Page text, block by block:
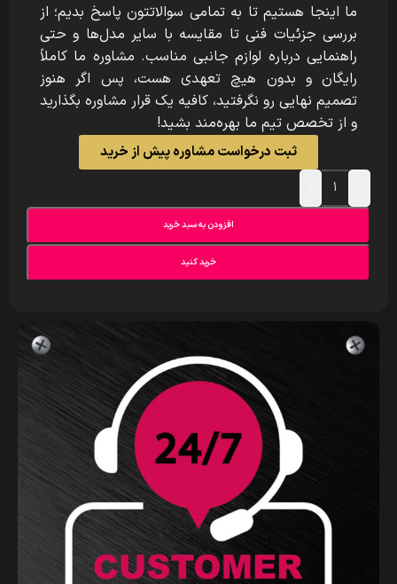
ما اینجا هستیم تا به تمامی سوالاتتون پاسخ بدیم؛ از
بررسی جزئیات فنی تا مقایسه با سایر مدل‌ها و حتی
راهنمایی درباره لوازم جانبی مناسب. مشاوره ما کاملاً
رایگان و بدون هیچ تعهدی هست، پس اگر هنوز
تصمیم نهایی رو نگرفتید، کافیه یک قرار مشاوره بگذارید
و از تخصص تیم ما بهره‌مند بشید!
ثبت درخواست مشاوره پیش از خرید
افزودن به سبد خرید
خرید کنید